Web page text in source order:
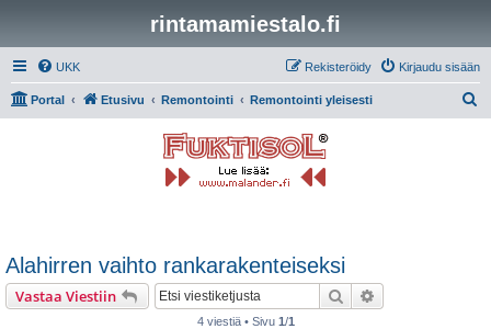
rintamamiestalo.fi
UKK Kirjaudu sisään
Rekisteröidy
Portal Etusivu Remontointi Remontointi yleisesti
Alahirren vaihto rankarakenteiseksi
Vastaa Viestiin Etsi
4 viestiä • Sivu 1/1